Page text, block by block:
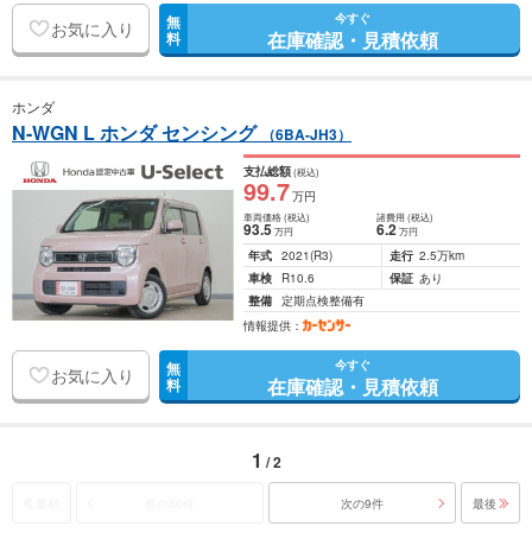
お気に入り 無
料
今すぐ
在庫確認・見積依頼
ホンダ
N-WGN L ホンダ センシング （6BA-JH3）
支払総額(税込)
99.7万円
車両価格(税込)
93.5万円
諸費用 (税込)
6.2 万円
年式 2021(R3) 走行 2.5万km
車検
R10.6 保証 あり
整備 定期点検整備有
情報提供：
お気に入り 無
料
今すぐ
在庫確認・見積依頼
1 / 2
次の9件 最後